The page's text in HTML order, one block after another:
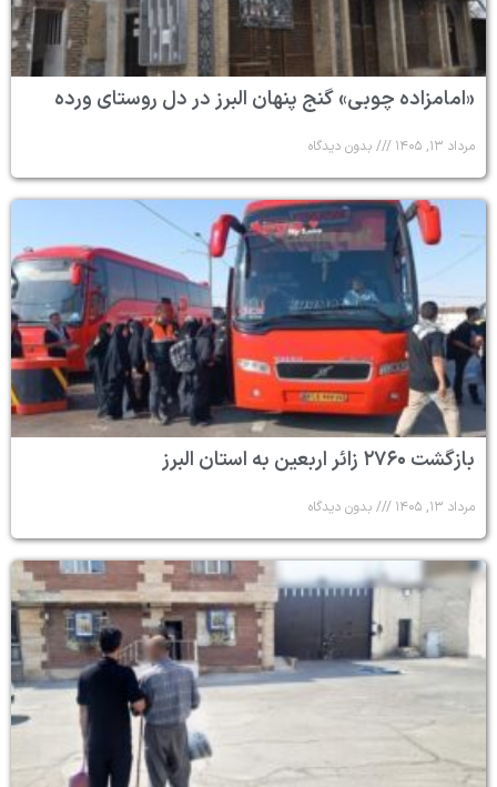
«امامزاده چوبی» گنج پنهان البرز در دل روستای ورده
مرداد ۱۳, ۱۴۰۵ بدون دیدگاه
بازگشت ۲۷۶۰ زائر اربعین به استان البرز
مرداد ۱۳, ۱۴۰۵ بدون دیدگاه